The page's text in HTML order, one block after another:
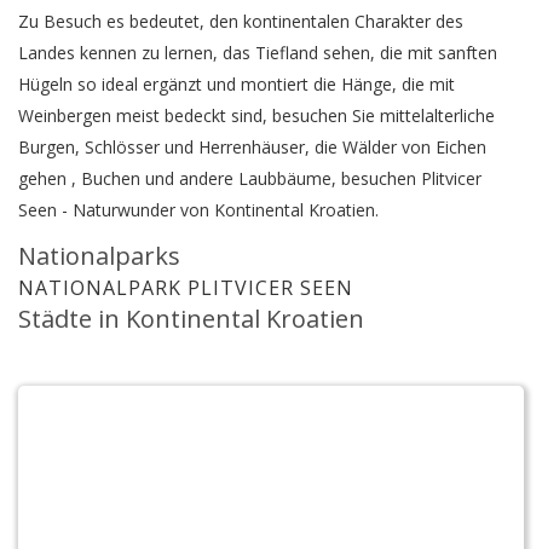
Zu Besuch es bedeutet, den kontinentalen Charakter des
Landes kennen zu lernen, das Tiefland sehen, die mit sanften
Hügeln so ideal ergänzt und montiert die Hänge, die mit
Weinbergen meist bedeckt sind, besuchen Sie mittelalterliche
Burgen, Schlösser und Herrenhäuser, die Wälder von Eichen
gehen , Buchen und andere Laubbäume, besuchen Plitvicer
Seen - Naturwunder von Kontinental Kroatien.
Nationalparks
NATIONALPARK PLITVICER SEEN
Städte in Kontinental Kroatien